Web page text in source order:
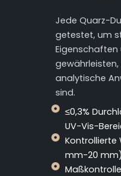
Jede Quarz-
getestet, um
Eigenschaften
analytische
sind.
≤0,3%
UV-Vis-
Kontrollierte
mm-20 mm)